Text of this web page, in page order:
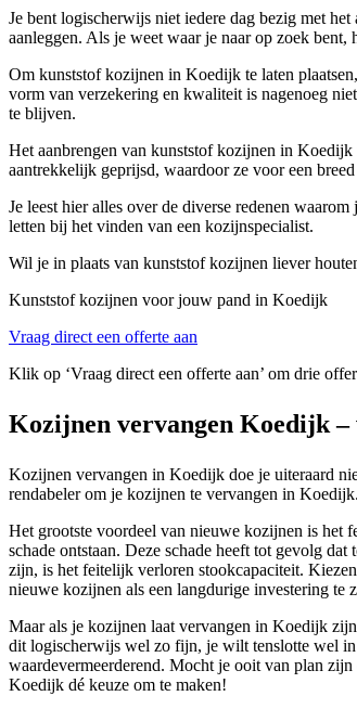
Je bent logischerwijs niet iedere dag bezig met
aanleggen. Als je weet waar je naar op zoek bent,
Om kunststof kozijnen in Koedijk te laten
vorm van verzekering en kwaliteit is nagenoeg
te blijven.
Het aanbrengen van kunststof kozijnen in
aantrekkelijk geprijsd, waardoor ze voor een
Je leest hier alles over de diverse redenen
letten bij het vinden van een kozijnspecialist.
Wil je in plaats van kunststof kozijnen liever
Kunststof kozijnen voor jouw pand in Koedijk
Vraag direct een offerte aan
Klik op ‘Vraag direct een offerte aan’ om drie
Kozijnen vervangen Koedijk –
Kozijnen vervangen in Koedijk doe je uiteraard
rendabeler om je kozijnen te vervangen in
Het grootste voordeel van nieuwe kozijnen is het
schade ontstaan. Deze schade heeft tot gevolg
zijn, is het feitelijk verloren stookcapaciteit.
nieuwe kozijnen als een langdurige investering te
Maar als je kozijnen laat vervangen in Koedijk
dit logischerwijs wel zo fijn, je wilt tenslotte wel
waardevermeerderend. Mocht je ooit van plan
Koedijk dé keuze om te maken!